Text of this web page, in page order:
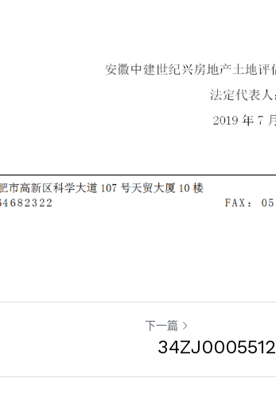
下一篇
34ZJ0005512